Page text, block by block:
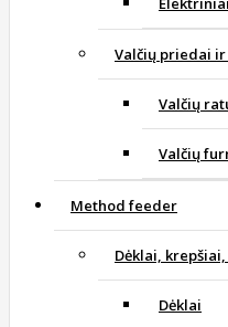
Valčių priedai ir
Valčių
Valčių
Method feeder
Dėklai,
Dėklai